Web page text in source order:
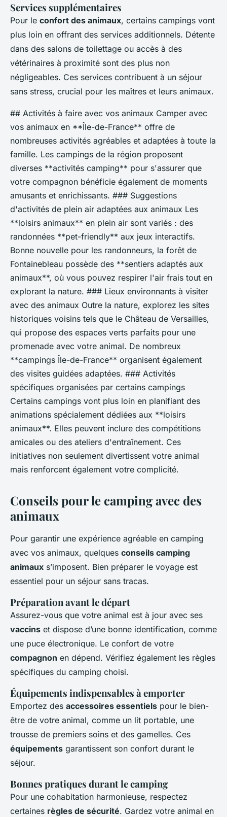
Services supplémentaires
Pour le confort des animaux, certains campings vont
plus loin en offrant des services additionnels. Détente
dans des salons de toilettage ou accès à des
vétérinaires à proximité sont des plus non
négligeables. Ces services contribuent à un séjour
sans stress, crucial pour les maîtres et leurs animaux.
## Activités à faire avec vos animaux Camper avec
vos animaux en **Île-de-France** offre de
nombreuses activités agréables et adaptées à toute la
famille. Les campings de la région proposent
diverses **activités camping** pour s'assurer que
votre compagnon bénéficie également de moments
amusants et enrichissants. ### Suggestions
d'activités de plein air adaptées aux animaux Les
**loisirs animaux** en plein air sont variés : des
randonnées **pet-friendly** aux jeux interactifs.
Bonne nouvelle pour les randonneurs, la forêt de
Fontainebleau possède des **sentiers adaptés aux
animaux**, où vous pouvez respirer l'air frais tout en
explorant la nature. ### Lieux environnants à visiter
avec des animaux Outre la nature, explorez les sites
historiques voisins tels que le Château de Versailles,
qui propose des espaces verts parfaits pour une
promenade avec votre animal. De nombreux
**campings Île-de-France** organisent également
des visites guidées adaptées. ### Activités
spécifiques organisées par certains campings
Certains campings vont plus loin en planifiant des
animations spécialement dédiées aux **loisirs
animaux**. Elles peuvent inclure des compétitions
amicales ou des ateliers d'entraînement. Ces
initiatives non seulement divertissent votre animal
mais renforcent également votre complicité.
Conseils pour le camping avec des
animaux
Pour garantir une expérience agréable en camping
avec vos animaux, quelques conseils camping
animaux s’imposent. Bien préparer le voyage est
essentiel pour un séjour sans tracas.
Préparation avant le départ
Assurez-vous que votre animal est à jour avec ses
vaccins et dispose d’une bonne identification, comme
une puce électronique. Le confort de votre
compagnon en dépend. Vérifiez également les règles
spécifiques du camping choisi.
Équipements indispensables à emporter
Emportez des accessoires essentiels pour le bien-
être de votre animal, comme un lit portable, une
trousse de premiers soins et des gamelles. Ces
équipements garantissent son confort durant le
séjour.
Bonnes pratiques durant le camping
Pour une cohabitation harmonieuse, respectez
certaines règles de sécurité. Gardez votre animal en